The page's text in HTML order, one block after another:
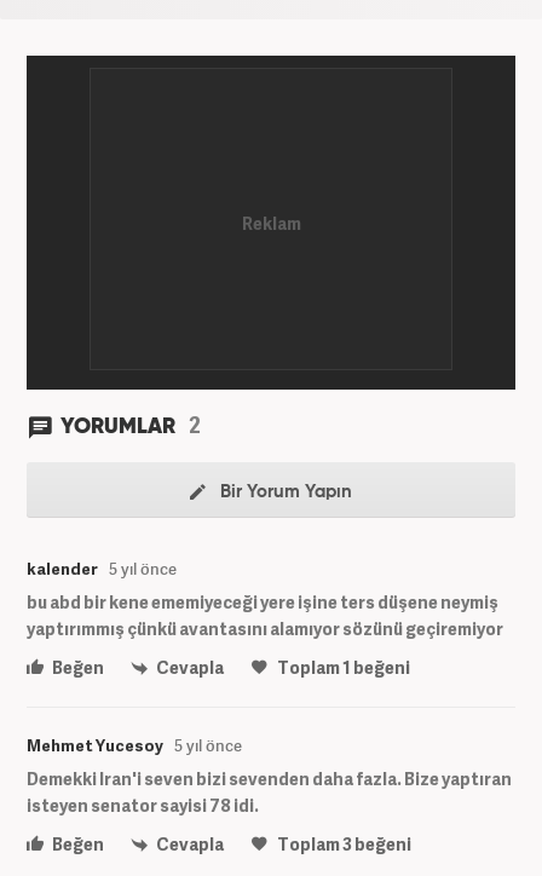
YORUMLAR 2
Bir Yorum Yapın
kalender 5 yıl önce
bu abd bir kene ememiyeceği yere işine ters düşene neymiş
yaptırımmış çünkü avantasını alamıyor sözünü geçiremiyor
Beğen
Cevapla Toplam1 beğeni
Mehmet Yucesoy 5 yıl önce
Demekki Iran'i seven bizi sevenden daha fazla. Bize yaptıran
isteyen senator sayisi 78 idi.
Beğen
Cevapla Toplam3beğeni